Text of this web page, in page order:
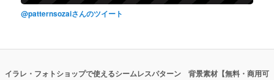
@patternsozaiさんのツイート
イラレ・フォトショップで使えるシームレスパターン 背景素材【無料・商用可